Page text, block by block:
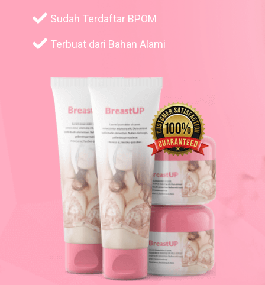
Sudah Terdaftar BPOM
Terbuat dari Bahan Alami